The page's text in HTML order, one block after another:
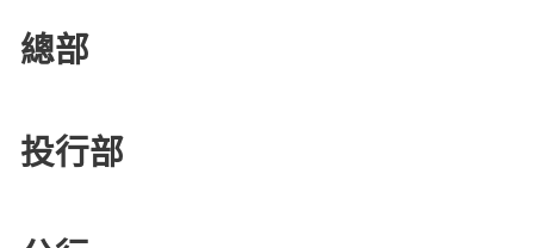
總部
投行部